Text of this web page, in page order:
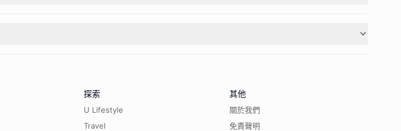
探索
U Lifestyle
Travel
其他
關於我們
免責聲明